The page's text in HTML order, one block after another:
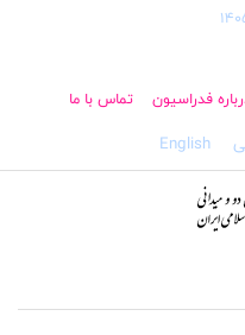
فدراسیون تماس با ما
English